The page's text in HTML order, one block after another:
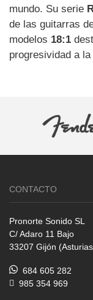
mundo. Su serie
de las guitarras
modelos 18:1
progresividad a
CONTACTO
Pronorte Sonido SL
C/ Adaro 11 Bajo
33207 Gijón
684 605 282
985 354 969